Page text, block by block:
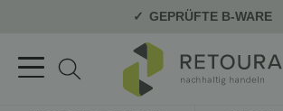
GEPRÜFTE B-WARE